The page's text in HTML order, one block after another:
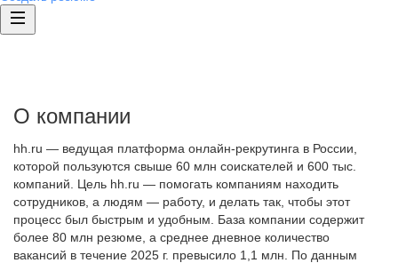
О компании
hh.ru — ведущая платформа онлайн-рекрутинга в России,
которой пользуются свыше 60 млн соискателей и 600 тыс.
компаний. Цель hh.ru — помогать компаниям находить
сотрудников, а людям — работу, и делать так, чтобы этот
процесс был быстрым и удобным. База компании содержит
более 80 млн резюме, а среднее дневное количество
вакансий в течение 2025 г. превысило 1,1 млн. По данным